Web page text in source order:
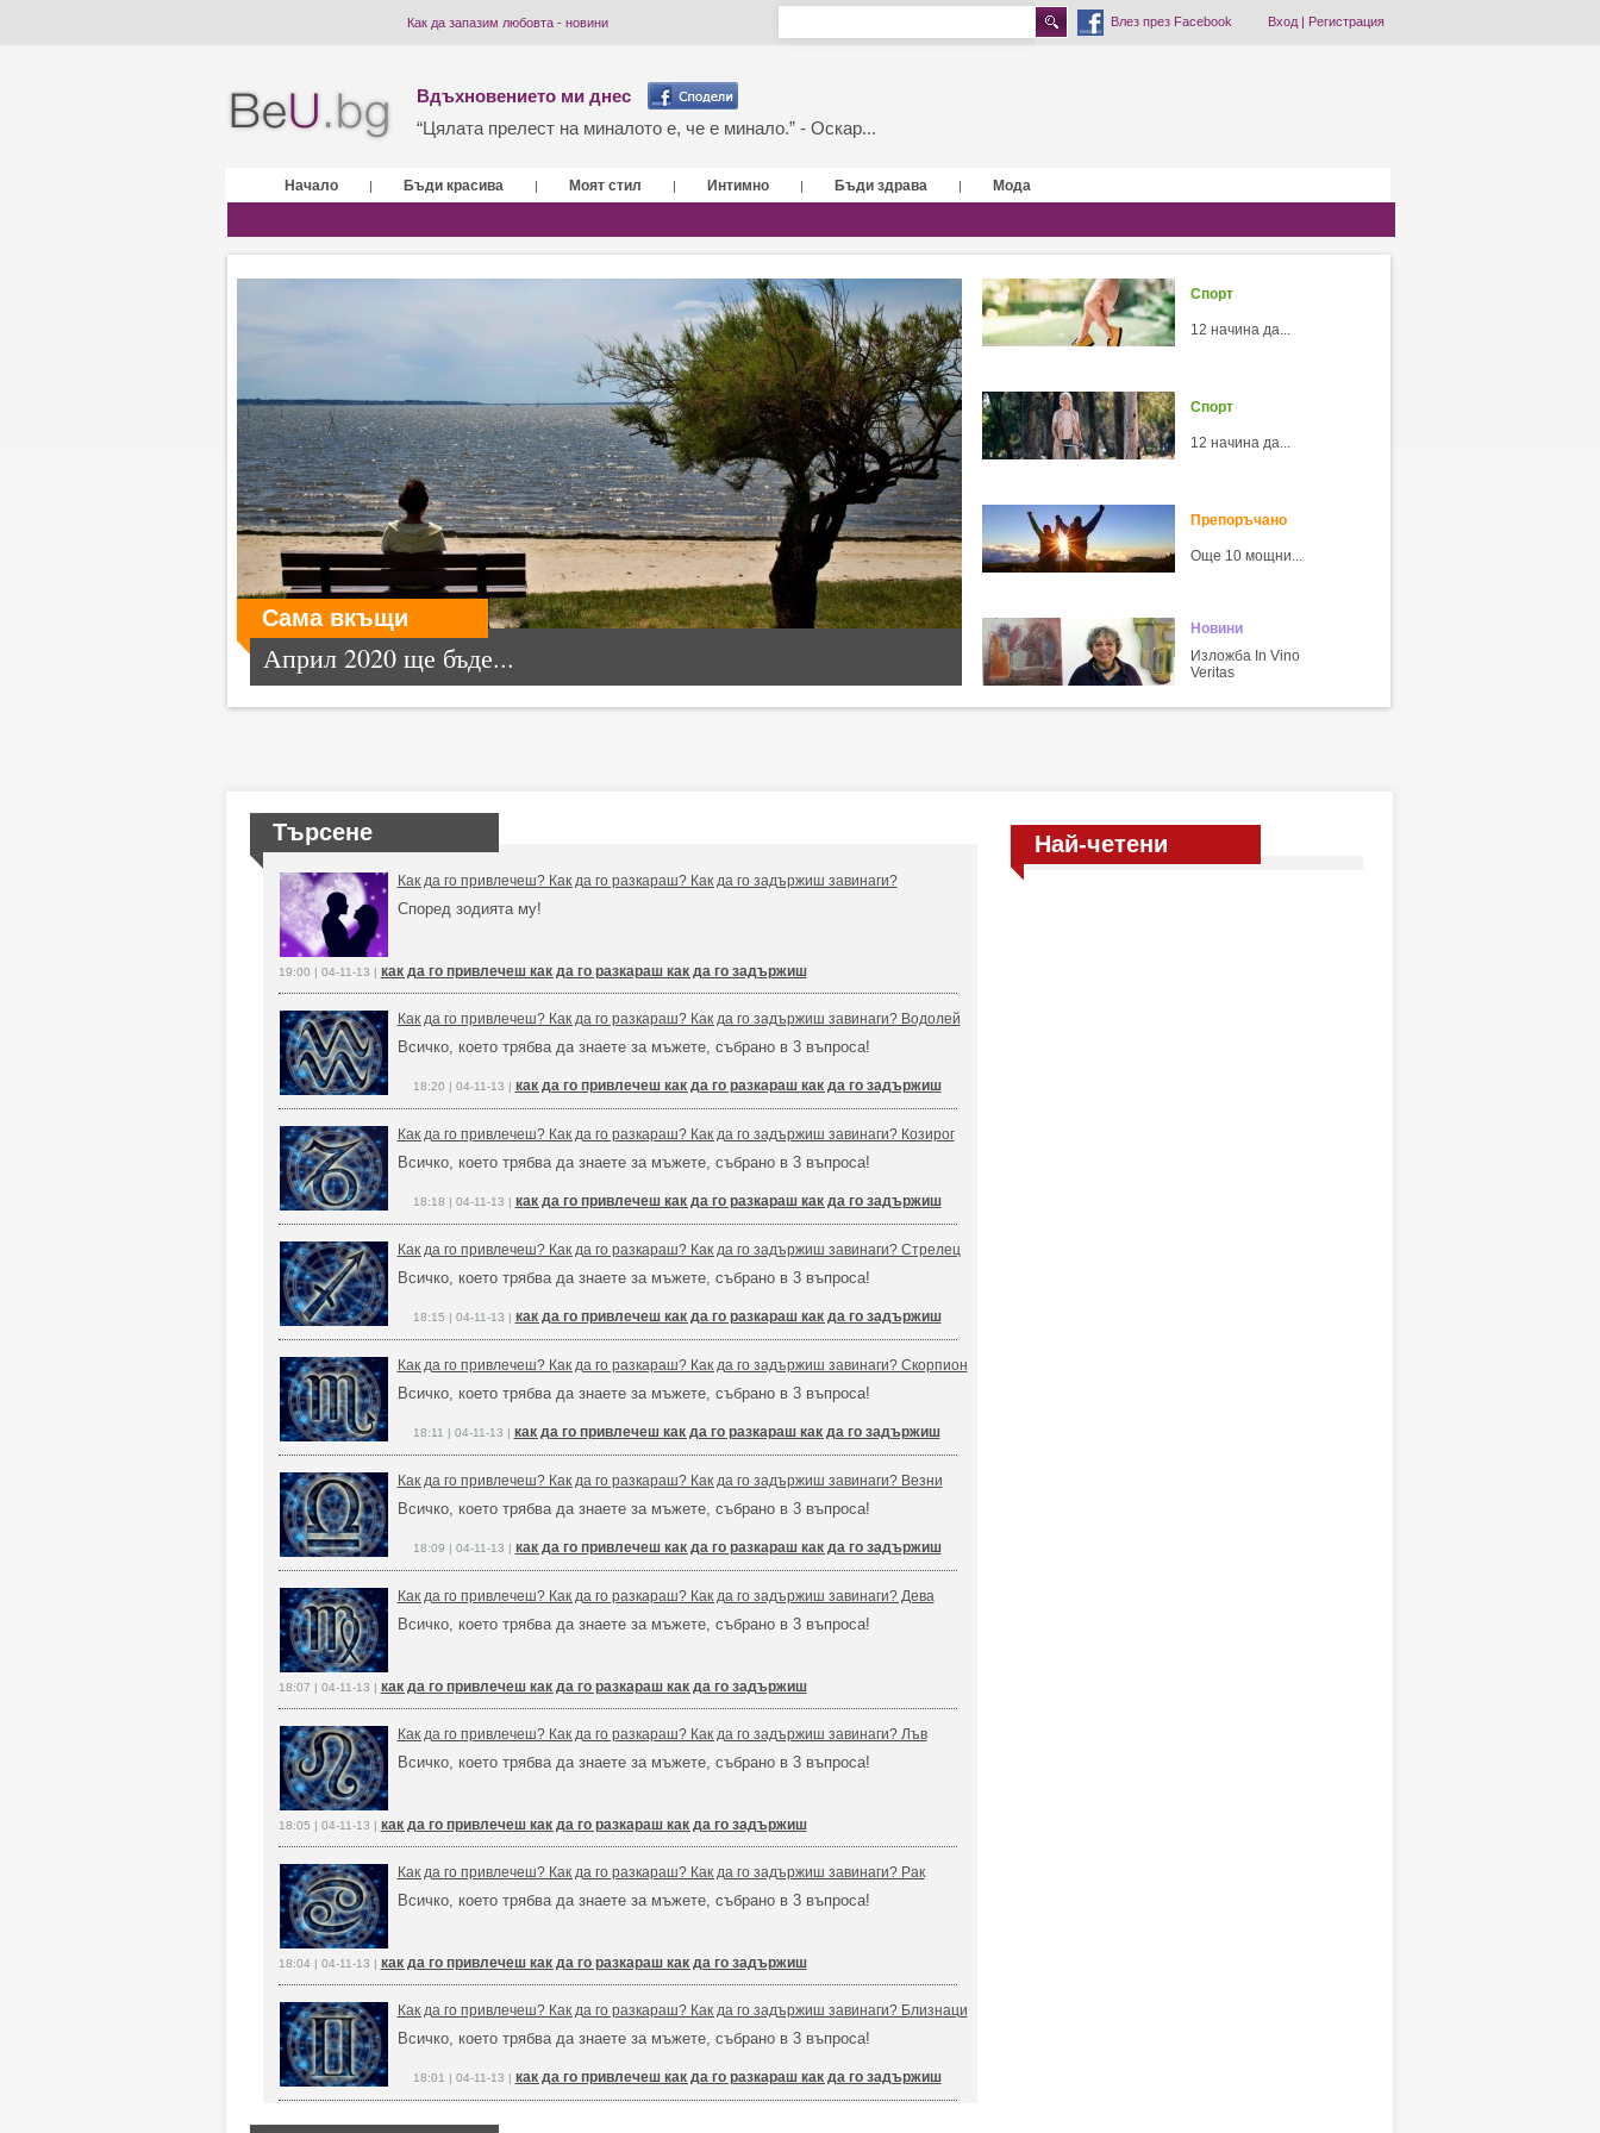
Как да запазим любовта - новини Влез през Facebook Вход| Регистрация
Вдъхновението ми днес
“Цялата прелест на миналото е, че е минало.” - Оскар...
Начало | Бъди красива | Моят стил | Интимно | Бъди здрава | Мода
Сама вкъщи
Април 2020 ще бъде...
Спорт
12 начина да...
Спорт
12 начина да...
Препоръчано
Още 10 мощни...
Новини
Изложба In Vino
Veritas
Търсене
Как да го привлечеш? Как да го разкараш? Как да го задържиш завинаги?
Според зодията му!
19:00 | 04-11-13 | как да го привлечеш как да го разкараш как да го задържиш
Как да го привлечеш? Как да го разкараш? Как да го задържиш завинаги? Водолей
Всичко, което трябва да знаете за мъжете, събрано в 3 въпроса!
18:20 | 04-11-13 | как да го привлечеш как да го разкараш как да го задържиш
Как да го привлечеш? Как да го разкараш? Как да го задържиш завинаги? Козирог
Всичко, което трябва да знаете за мъжете, събрано в 3 въпроса!
18:18 | 04-11-13 | как да го привлечеш как да го разкараш как да го задържиш
Как да го привлечеш? Как да го разкараш? Как да го задържиш завинаги? Стрелец
Всичко, което трябва да знаете за мъжете, събрано в 3 въпроса!
18:15 | 04-11-13 | как да го привлечеш как да го разкараш как да го задържиш
Как да го привлечеш? Как да го разкараш? Как да го задържиш завинаги? Скорпион
Всичко, което трябва да знаете за мъжете, събрано в 3 въпроса!
18:11 | 04-11-13 | как да го привлечеш как да го разкараш как да го задържиш
Как да го привлечеш? Как да го разкараш? Как да го задържиш завинаги? Везни
Всичко, което трябва да знаете за мъжете, събрано в 3 въпроса!
18:09 | 04-11-13 | как да го привлечеш как да го разкараш как да го задържиш
Как да го привлечеш? Как да го разкараш? Как да го задържиш завинаги? Дева
Всичко, което трябва да знаете за мъжете, събрано в 3 въпроса!
18:07 | 04-11-13 | как да го привлечеш как да го разкараш как да го задържиш
Как да го привлечеш? Как да го разкараш? Как да го задържиш завинаги? Лъв
Всичко, което трябва да знаете за мъжете, събрано в 3 въпроса!
18:05 | 04-11-13 | как да го привлечеш как да го разкараш как да го задържиш
Как да го привлечеш? Как да го разкараш? Как да го задържиш завинаги? Рак
Всичко, което трябва да знаете за мъжете, събрано в 3 въпроса!
18:04 | 04-11-13 | как да го привлечеш как да го разкараш как да го задържиш
Как да го привлечеш? Как да го разкараш? Как да го задържиш завинаги? Близнаци
Всичко, което трябва да знаете за мъжете, събрано в 3 въпроса!
18:01 | 04-11-13 | как да го привлечеш как да го разкараш как да го задържиш
Най-четени